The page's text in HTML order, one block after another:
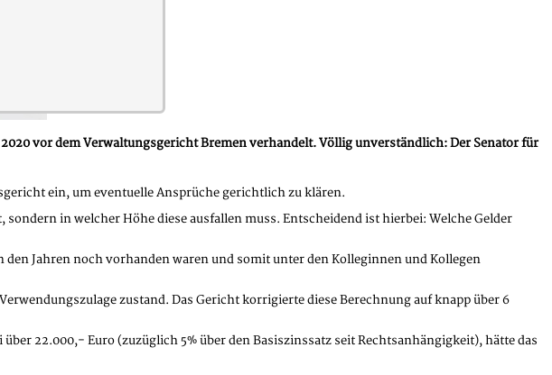
vor dem Verwaltungsgericht Bremen verhandelt. Völlig unverständlich: Der Senator für
ein, um eventuelle Ansprüche gerichtlich zu klären.
in welcher Höhe diese ausfallen muss. Entscheidend ist hierbei: Welche Gelder
Jahren noch vorhanden waren und somit unter den Kolleginnen und Kollegen
zustand. Das Gericht korrigierte diese Berechnung auf knapp über 6
22.000,- Euro (zuzüglich 5% über den Basiszinssatz seit Rechtsanhängigkeit), hätte das